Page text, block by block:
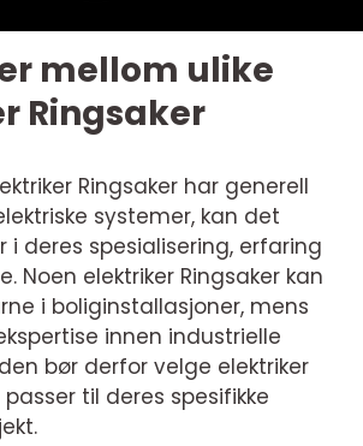
mellom ulike
Ringsaker
Ringsaker har generell
systemer, kan det
deres spesialisering, erfaring
Noen elektriker Ringsaker kan
i boliginstallasjoner, mens
innen industrielle
bør derfor velge elektriker
til deres spesifikke